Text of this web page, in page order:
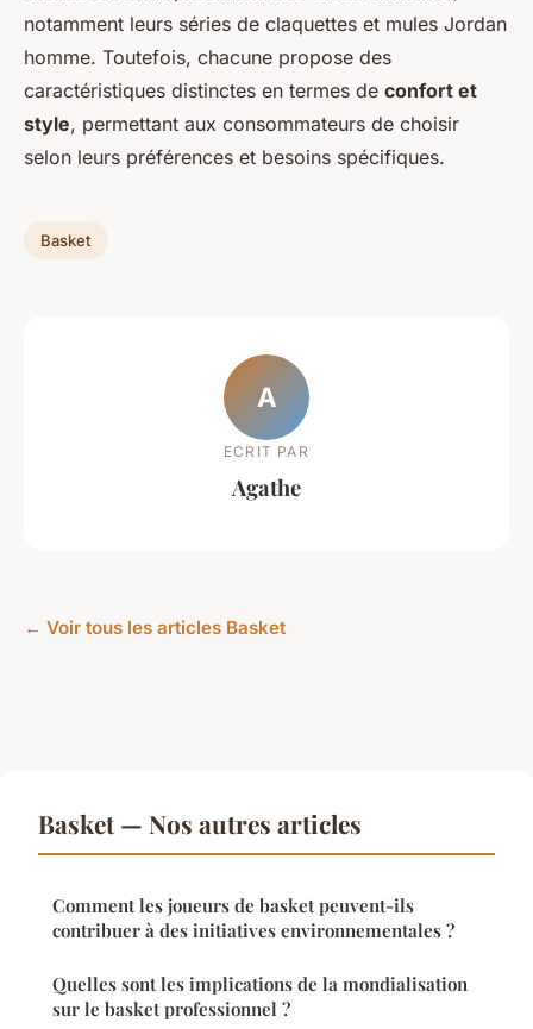
notamment leurs séries de claquettes et mules Jordan
homme. Toutefois, chacune propose des
caractéristiques distinctes en termes de confort et
style, permettant aux consommateurs de choisir
selon leurs préférences et besoins spécifiques.
Basket
A
ECRIT PAR
Agathe
← Voir tous les articles Basket
Basket — Nos autres articles
Comment les joueurs de basket peuvent-ils
contribuer à des initiatives environnementales ?
Quelles sont les implications de la mondialisation
sur le basket professionnel ?